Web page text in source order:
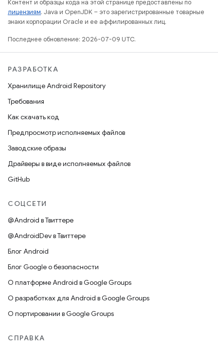
Контент и образцы кода на этой странице предоставлены по
лицензиям. Java и OpenJDK – это зарегистрированные товарные
знаки корпорации Oracle и ее аффилированных лиц.
Последнее обновление: 2026-07-09 UTC.
РАЗРАБОТКА
Хранилище Android Repository
Требования
Как скачать код
Предпросмотр исполняемых файлов
Заводские образы
Драйверы в виде исполняемых файлов
GitHub
СОЦСЕТИ
@Android в Твиттере
@AndroidDev в Твиттере
Блог Android
Блог Google о безопасности
О платформе Android в Google Groups
О разработках для Android в Google Groups
О портировании в Google Groups
СПРАВКА